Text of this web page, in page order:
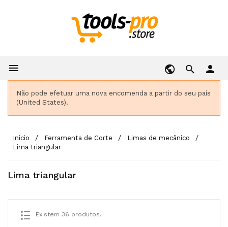
 person
Não pode efetuar uma nova encomenda a partir do seu país
(United States).
Início Ferramenta de Corte
Limas de mecânico
Lima triangular
Lima triangular
Existem 36 produtos.